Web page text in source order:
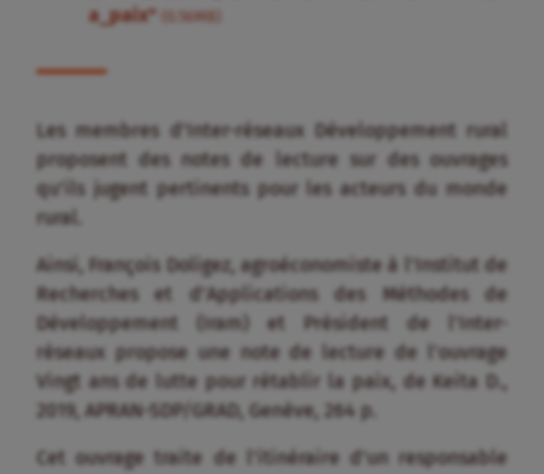
a_paix"
(0.56MB)
Les membres d’Inter-réseaux Développement rural
proposent des notes de lecture sur des ouvrages
qu’ils jugent pertinents pour les acteurs du monde
rural.
Ainsi, François Doligez, agroéconomiste à l’Institut de
Recherches et d’Applications des Méthodes de
Développement (Iram) et Président de l’Inter-
réseaux propose une note de lecture de l’ouvrage
Vingt ans de lutte pour rétablir la paix, de Keita D.,
2019, APRAN-SDP/GRAD, Genève, 264 p.
Cet ouvrage traite de l’itinéraire d’un responsable